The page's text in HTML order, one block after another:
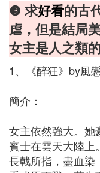
❸ 求好看的古
虐，但是結局
女主是人之類的
1、《醉狂》by風
簡介：
女主依然強大。她
賓士在雲天大陸上。
長戟所指，盡血染